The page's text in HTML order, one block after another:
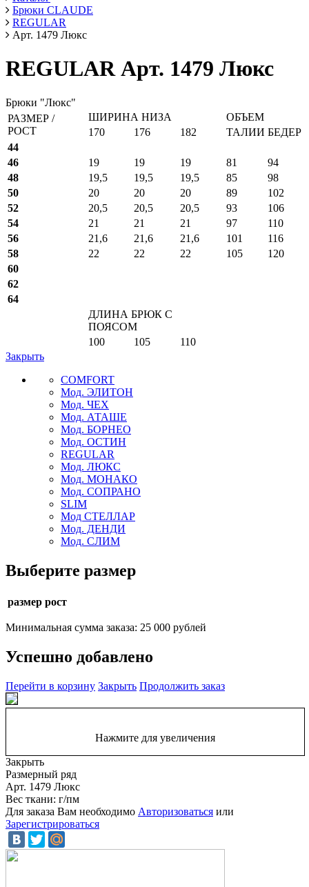
Брюки CLAUDE
REGULAR
Арт. 1479 Люкс
REGULAR Арт. 1479 Люкс
Брюки "Люкс"
РАЗМЕР /
РОСТ
ШИРИНА НИЗА
ОБЪЕМ
170
176 182 ТАЛИИ БЕДЕР
44
46
19 19 19 81
94
48
19,5 19,5 19,5 85
98
50
20 20 20 89
102
52
20,5 20,5 20,5 93
106
54
21 21 21 97
110
56
21,6 21,6 21,6 101
116
58
22 22 22 105
120
60
62
64
ДЛИНА БРЮК С
ПОЯСОМ
100
105
110
Закрыть
COMFORT
Мод. ЭЛИТОН
Мод. ЧЕХ
Мод. АТАШЕ
Мод. БОРНЕО
Мод. ОСТИН
REGULAR
Мод. ЛЮКС
Мод. МОНАКО
Мод. СОПРАНО
SLIM
Мод СТЕЛЛАР
Мод. ДЕНДИ
Мод. СЛИМ
Выберите размер
размер рост
Минимальная сумма заказа: 25 000 рублей
Успешно добавлено
Перейти в корзину Закрыть Продолжить заказ
Нажмите для увеличения
Закрыть
Размерный ряд
Арт. 1479 Люкс
Вес ткани: г/пм
Для заказа Вам необходимо Авторизоваться или
Зарегистрироваться